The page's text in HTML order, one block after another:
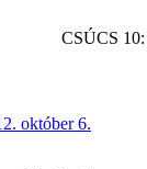
CSÚCS
október 6.